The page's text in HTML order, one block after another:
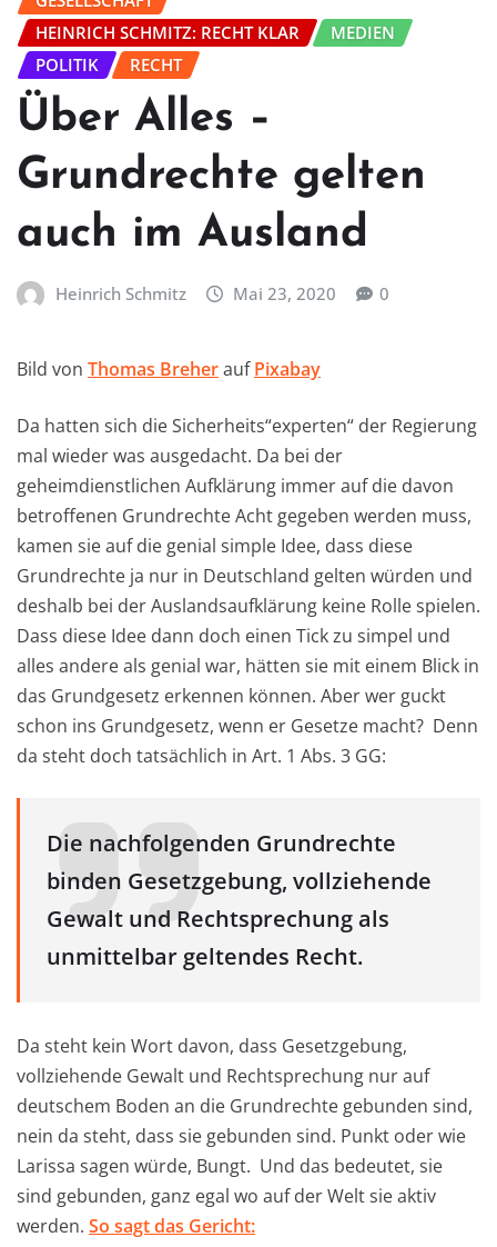
HEINRICH SCHMITZ: RECHT KLAR
MEDIEN
POLITIK
RECHT
Über Alles –
Grundrechte gelten
auch im Ausland
Heinrich Schmitz Mai 23, 2020 0
Bild von Thomas BreheraufPixabay
Da hatten sich die Sicherheits“experten“ der Regierung
mal wieder was ausgedacht. Da bei der
geheimdienstlichen Aufklärung immer auf die davon
betroffenen Grundrechte Acht gegeben werden muss,
kamen sie auf die genial simple Idee, dass diese
Grundrechte ja nur in Deutschland gelten würden und
deshalb bei der Auslandsaufklärung keine Rolle spielen.
Dass diese Idee dann doch einen Tick zu simpel und
alles andere als genial war, hätten sie mit einem Blick in
das Grundgesetz erkennen können. Aber wer guckt
schon ins Grundgesetz, wenn er Gesetze macht? Denn
da steht doch tatsächlich in Art. 1 Abs. 3 GG:
Die nachfolgenden Grundrechte
binden Gesetzgebung, vollziehende
Gewalt und Rechtsprechung als
unmittelbar geltendes Recht.
Da steht kein Wort davon, dass Gesetzgebung,
vollziehende Gewalt und Rechtsprechung nur auf
deutschem Boden an die Grundrechte gebunden sind,
nein da steht, dass sie gebunden sind. Punkt oder wie
Larissa sagen würde, Bungt. Und das bedeutet, sie
sind gebunden, ganz egal wo auf der Welt sie aktiv
werden. So sagt das Gericht: